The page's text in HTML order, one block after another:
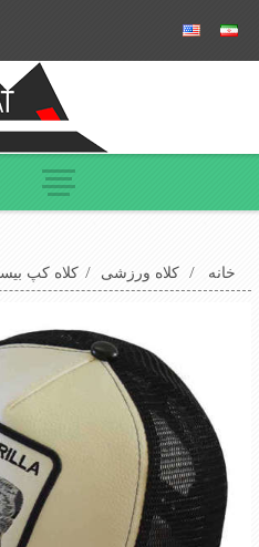
خانه / کلاه ورزشی / کلاه کپ